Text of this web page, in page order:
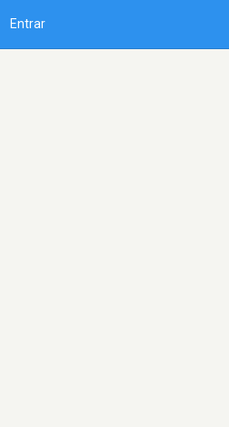
Entrar